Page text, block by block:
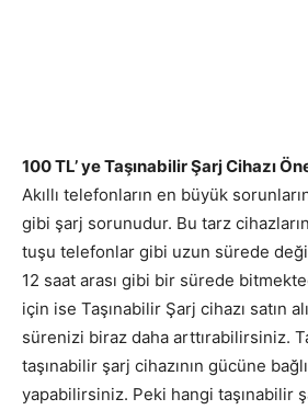
100 TL’ ye Taşınabilir Şarj Cihazı
Akıllı telefonların en büyük
gibi şarj sorunudur. Bu tarz
tuşu telefonlar gibi uzun sürede
12 saat arası gibi bir sürede
için ise Taşınabilir Şarj cihazı satın
sürenizi biraz daha arttırabilirsiniz.
taşınabilir şarj cihazının gücüne
yapabilirsiniz. Peki hangi taşınabilir